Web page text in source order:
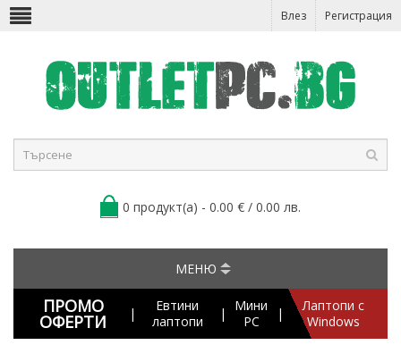
Влез Регистрация
0 продукт(а) - 0.00 € / 0.00 лв.
МЕНЮ
ПРОМО
ОФЕРТИ |
Евтини
лаптопи
|
Мини
PC
|
Лаптопи с
Windows